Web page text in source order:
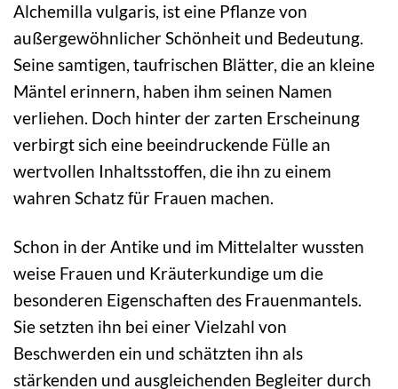
Alchemilla vulgaris, ist eine Pflanze von
außergewöhnlicher Schönheit und Bedeutung.
Seine samtigen, taufrischen Blätter, die an kleine
Mäntel erinnern, haben ihm seinen Namen
verliehen. Doch hinter der zarten Erscheinung
verbirgt sich eine beeindruckende Fülle an
wertvollen Inhaltsstoffen, die ihn zu einem
wahren Schatz für Frauen machen.
Schon in der Antike und im Mittelalter wussten
weise Frauen und Kräuterkundige um die
besonderen Eigenschaften des Frauenmantels.
Sie setzten ihn bei einer Vielzahl von
Beschwerden ein und schätzten ihn als
stärkenden und ausgleichenden Begleiter durch